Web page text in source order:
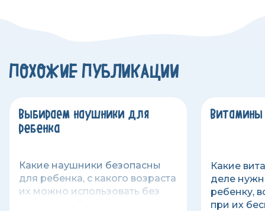
ПОХОЖИЕ ПУБЛИКАЦИИ
Выбираем наушники для
ребенка
Какие наушники безопасны
для ребенка, с какого возраста
их можно использовать без
Какие
деле
ребенку,
при их